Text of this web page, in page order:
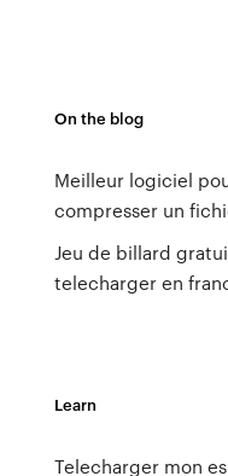
On the blog
Meilleur logiciel
compresser un
Jeu de billard
telecharger en
Learn
Telecharger mon